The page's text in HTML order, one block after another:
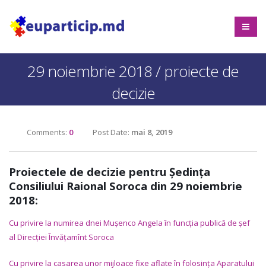
29 noiembrie 2018 / proiecte de
decizie
Comments: 0 Post Date: mai 8, 2019
Proiectele de decizie pentru Ședința
Consiliului Raional Soroca din 29 noiembrie
2018:
Cu privire la numirea dnei Mușenco Angela în funcția publică de șef
al Direcției Învățamînt Soroca
Cu privire la casarea unor mijloace fixe aflate în folosința Aparatului